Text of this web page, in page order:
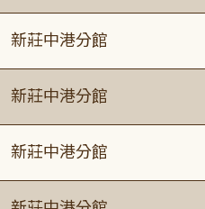
新莊中港分館
新莊中港分館
新莊中港分館